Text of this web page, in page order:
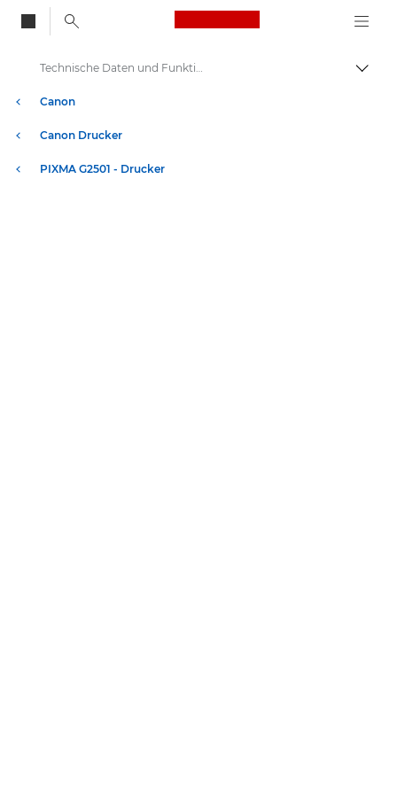
Canon Logo, back
Auf
Canon
Canon Drucker
PIXMA G2501 - Drucker
Technische Daten und Funktionen – PIXMA G2501